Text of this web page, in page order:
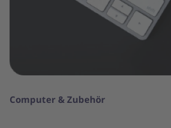
Computer & Zubehör